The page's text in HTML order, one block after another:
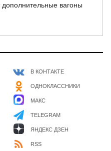
дополнительные вагоны
В КОНТАКТЕ
ОДНОКЛАССНИКИ
МАКС
TELEGRAM
ЯНДЕКС ДЗЕН
RSS